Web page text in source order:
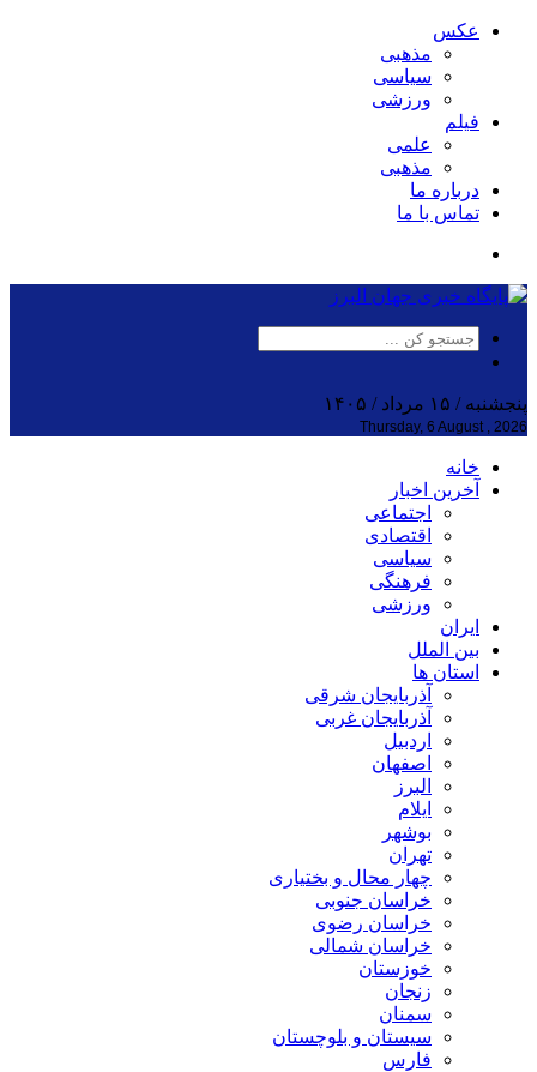
عکس
مذهبی
سیاسی
ورزشی
فیلم
علمی
مذهبی
درباره ما
تماس با ما
پنجشنبه / ۱۵ مرداد / ۱۴۰۵
Thursday, 6 August , 2026
خانه
آخرین اخبار
اجتماعی
اقتصادی
سیاسی
فرهنگی
ورزشی
ایران
بین الملل
استان ها
آذربایجان شرقی
آذربایجان غربی
اردبیل
اصفهان
البرز
ایلام
بوشهر
تهران
چهار محال و بختیاری
خراسان جنوبی
خراسان رضوی
خراسان شمالی
خوزستان
زنجان
سمنان
سیستان و بلوچستان
فارس